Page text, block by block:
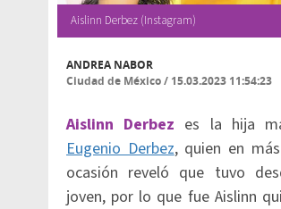
Aislinn Derbez (Instagram)
ANDREA NABOR
Ciudad de México/ 15.03.2023 11:54:23
Aislinn Derbez es la hija
Eugenio Derbez, quien en
ocasión reveló que tuvo
joven, por lo que fue Aislinn